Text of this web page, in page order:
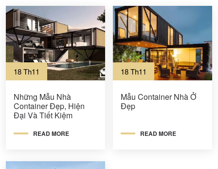
18 Th11
Những Mẫu Nhà
Container Đẹp, Hiện
Đại Và Tiết Kiệm
READ MORE
18 Th11
Mẫu Container Nhà Ở
Đẹp
READ MORE